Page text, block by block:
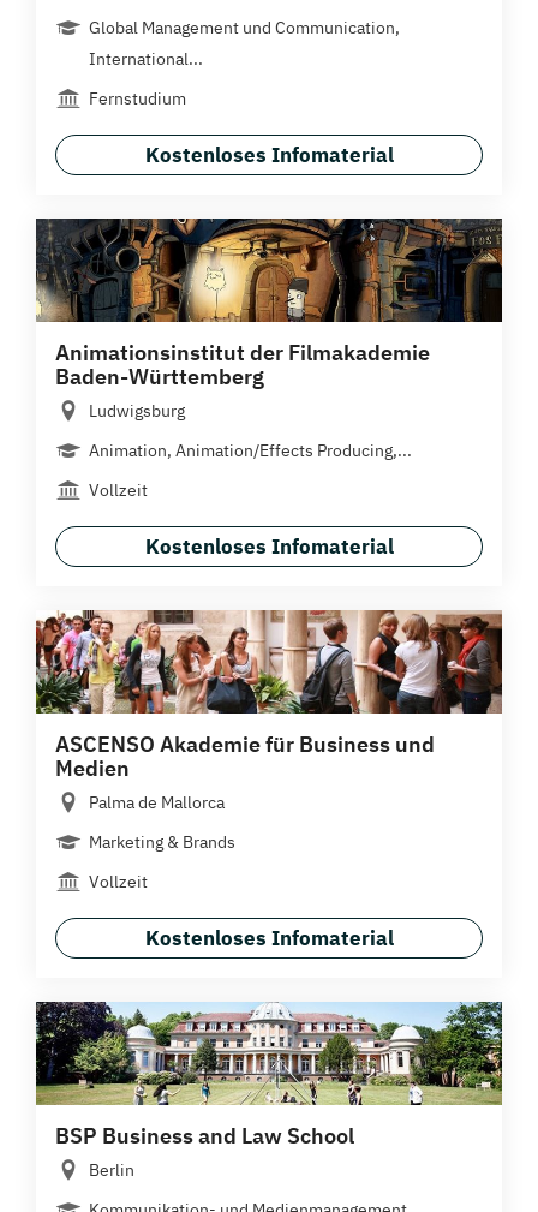
Global Management und Communication,
International...
Fernstudium
Kostenloses Infomaterial
Animationsinstitut der Filmakademie
Baden-Württemberg
Ludwigsburg
Animation, Animation/Effects Producing,...
Vollzeit
Kostenloses Infomaterial
ASCENSO Akademie für Business und
Medien
Palma de Mallorca
Marketing & Brands
Vollzeit
Kostenloses Infomaterial
BSP Business and Law School
Berlin